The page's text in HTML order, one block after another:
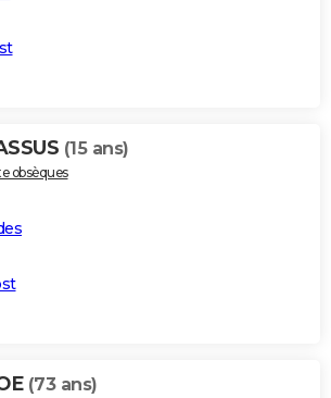
(15 ans)
obsèques
(73 ans)